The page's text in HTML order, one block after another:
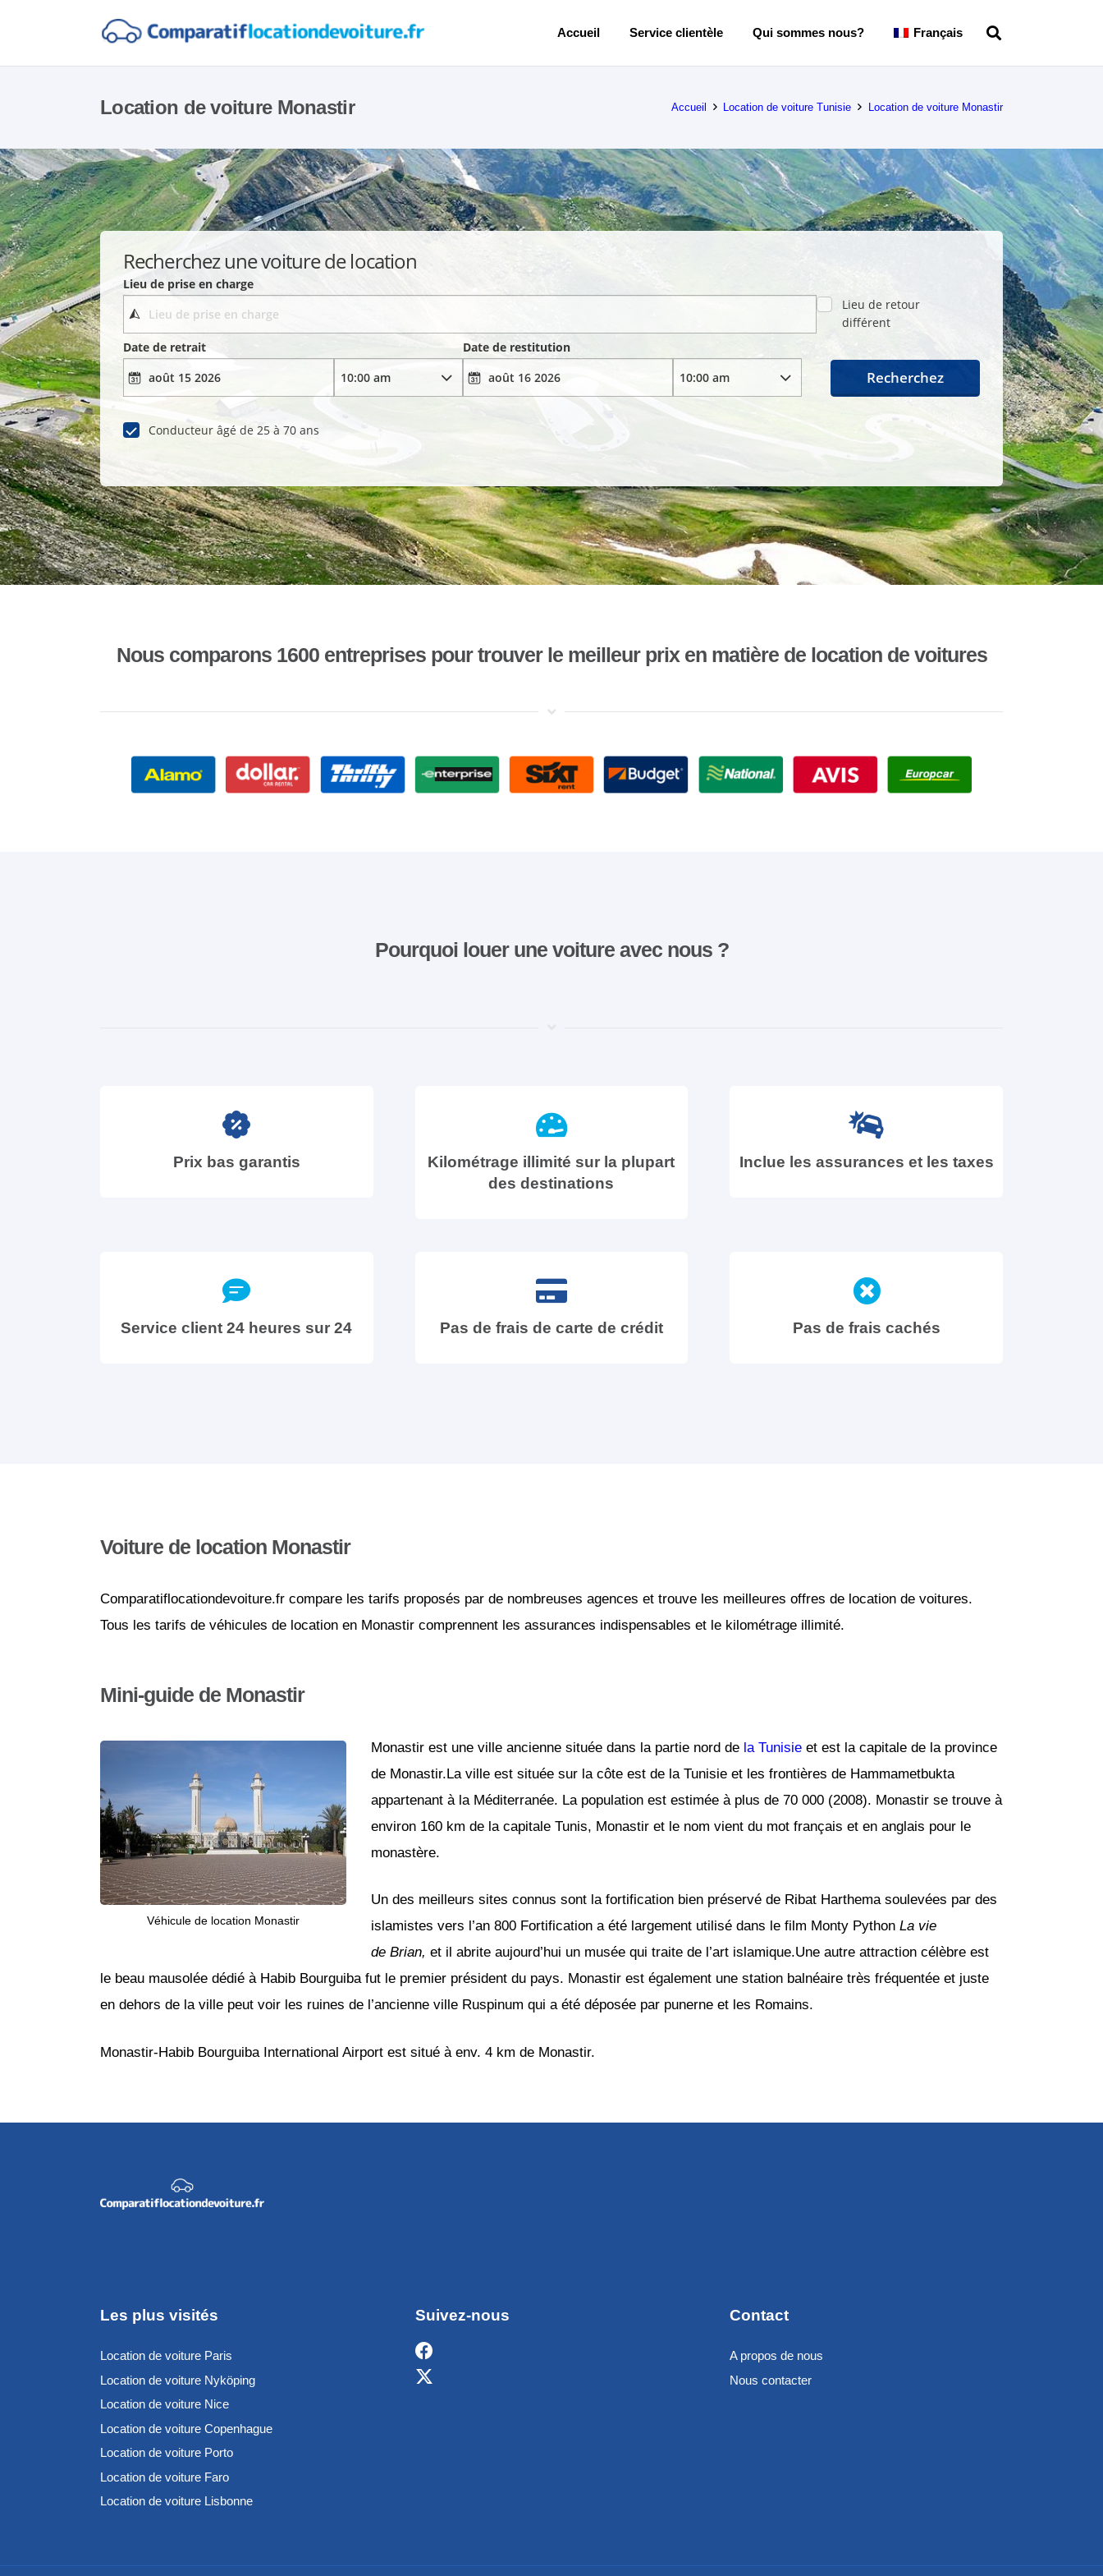
Accueil Service clientèle Qui sommes nous? Français
Location de voiture Monastir Accueil Location de voiture Tunisie Location de voiture Monastir
Recherchez une voiture de location
Lieu de prise en charge
Lieu de retour
différent
Date de retrait
Date de restitution
Conducteur âgé de 25 à 70 ans
Recherchez
Nous comparons 1600 entreprises pour trouver le meilleur prix en matière de location de voitures
Pourquoi louer une voiture avec nous ?
Prix bas garantis
Kilométrage illimité sur la plupart
des destinations
Inclue les assurances et les taxes
Service client 24 heures sur 24 Pas de frais de carte de crédit Pas de frais cachés
Voiture de location Monastir
Comparatiflocationdevoiture.fr compare les tarifs proposés par de nombreuses agences et trouve les meilleures offres de location de voitures.
Tous les tarifs de véhicules de location en Monastir comprennent les assurances indispensables et le kilométrage illimité.
Mini-guide de Monastir
Véhicule de location Monastir
Monastir est une ville ancienne située dans la partie nord de la Tunisie et est la capitale de la province
de Monastir.La ville est située sur la côte est de la Tunisie et les frontières de Hammametbukta
appartenant à la Méditerranée. La population est estimée à plus de 70 000 (2008). Monastir se trouve à
environ 160 km de la capitale Tunis, Monastir et le nom vient du mot français et en anglais pour le
monastère.
Un des meilleurs sites connus sont la fortification bien préservé de Ribat Harthema soulevées par des
islamistes vers l’an 800 Fortification a été largement utilisé dans le film Monty Python La vie
de Brian, et il abrite aujourd’hui un musée qui traite de l’art islamique.Une autre attraction célèbre est
le beau mausolée dédié à Habib Bourguiba fut le premier président du pays. Monastir est également une station balnéaire très fréquentée et juste
en dehors de la ville peut voir les ruines de l’ancienne ville Ruspinum qui a été déposée par punerne et les Romains.
Monastir-Habib Bourguiba International Airport est situé à env. 4 km de Monastir.
Les plus visités
Location de voiture Paris
Location de voiture Nyköping
Location de voiture Nice
Location de voiture Copenhague
Location de voiture Porto
Location de voiture Faro
Location de voiture Lisbonne
Suivez-nous Contact
A propos de nous
Nous contacter